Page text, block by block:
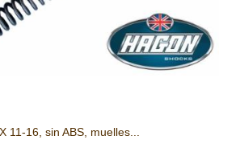
11-16, sin ABS, muelles...